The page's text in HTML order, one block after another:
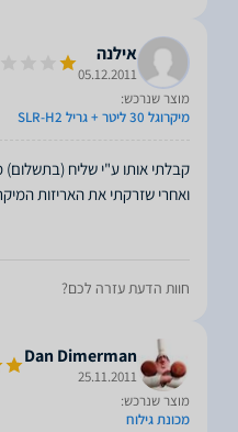
אילנה
05.12.2011
מוצר שנרכש:
מיקרוגל 30 ליטר + גריל SLR-H2
קבלתי אותו ע"י שליח
ואחרי שזרקתי את האריזות
חוות הדעת עזרה לכם?
Dan Dimerman
25.11.2011
מוצר שנרכש:
מכונת גילוח